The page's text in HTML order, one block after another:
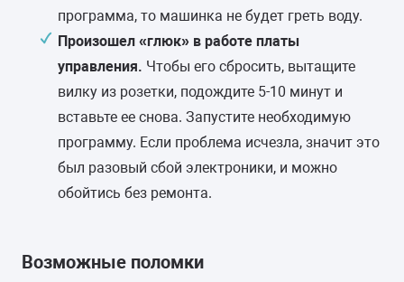
программа, то машинка не будет греть воду.
Произошел «глюк» в работе платы
управления. Чтобы его сбросить, вытащите
вилку из розетки, подождите 5-10 минут и
вставьте ее снова. Запустите необходимую
программу. Если проблема исчезла, значит это
был разовый сбой электроники, и можно
обойтись без ремонта.
Возможные поломки